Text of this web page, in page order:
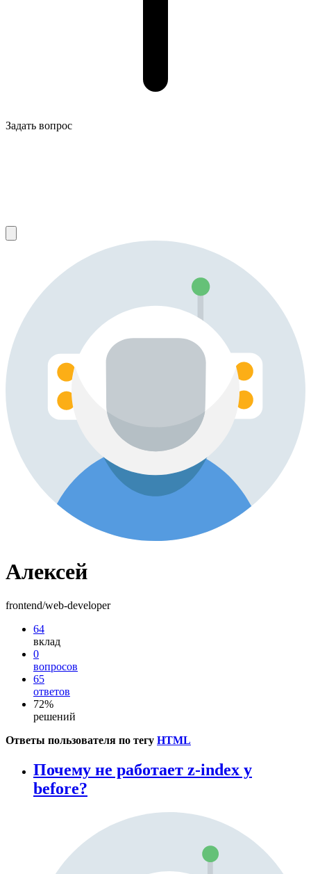
Задать вопрос
Алексей
frontend/web-developer
64
вклад
0
вопросов
65
ответов
72%
решений
Ответы пользователя по тегу HTML
Почему не работает z-index у
before?